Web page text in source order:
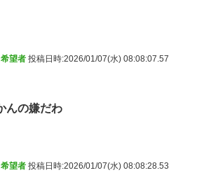
望者 投稿日時:2026/01/07(水) 08:08:07.57
んの嫌だわ
望者 投稿日時:2026/01/07(水) 08:08:28.53